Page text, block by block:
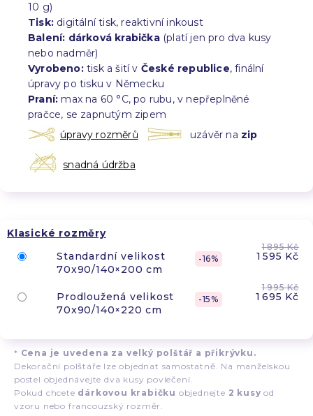
10 g)
Tisk: digitální tisk, reaktivní inkoust
Balení: dárková krabička(platí jen pro dva kusy
nebo nadměr)
Vyrobeno:tisk a šití v České republice, finální
úpravy po tisku v Německu
Praní: max na 60 °C, po rubu, v nepřeplněné
pračce, se zapnutým zipem
úpravy rozměrů
uzávěr na zip
snadná údržba
Klasické rozměry
Standardní velikost
70x90/140×200 cm
16
1 895 Kč
1 595 Kč
Prodloužená velikost
70x90/140×220 cm
15
1 995 Kč
1 695 Kč
* Cena je uvedena za velký polštář a přikrývku.
Dekorační polštáře lze objednat samostatně. Na manželskou
postel objednávejte dva kusy povlečení.
Pokud chcete dárkovou krabičku objednejte 2 kusy od
vzoru nebo francouzský rozměr.